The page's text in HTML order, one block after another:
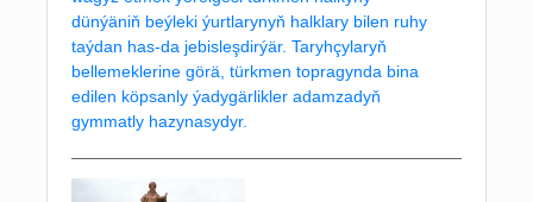
dünýäniň beýleki ýurtlarynyň halklary bilen ruhy
taýdan has-da jebisleşdirýär. Taryhçylaryň
bellemeklerine görä, türkmen topragynda bina
edilen köpsanly ýadygärlikler adamzadyň
gymmatly hazynasydyr.